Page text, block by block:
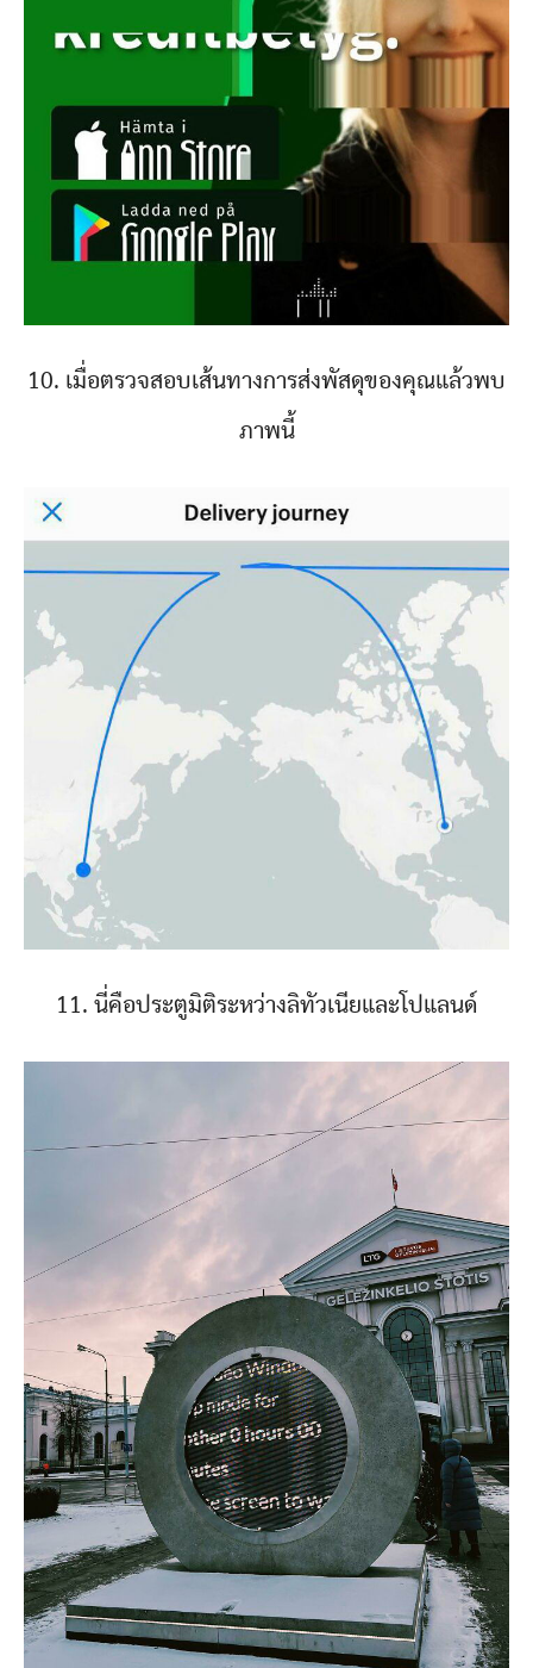
10. เมื่อตรวจสอบเส้นทางการส่งพัสดุของคุณแล้วพบ
ภาพนี้
11. นี่คือประตูมิติระหว่างลิทัวเนียและโปแลนด์